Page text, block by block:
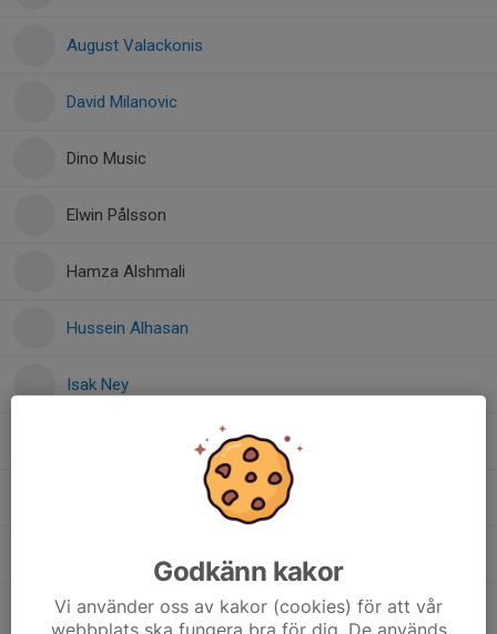
August Valackonis
David Milanovic
Dino Music
Elwin Pålsson
Hamza Alshmali
Hussein Alhasan
Isak Ney
Melwin Nilsson
Godkänn kakor
Vi använder oss av kakor (cookies) för att vår
webbplats ska fungera bra för dig. De används